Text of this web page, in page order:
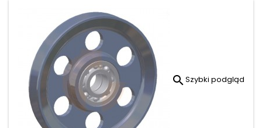
 Szybki podgląd